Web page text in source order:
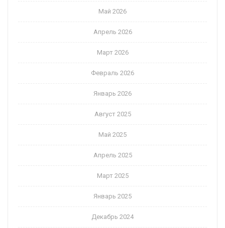
Май 2026
Апрель 2026
Март 2026
Февраль 2026
Январь 2026
Август 2025
Май 2025
Апрель 2025
Март 2025
Январь 2025
Декабрь 2024